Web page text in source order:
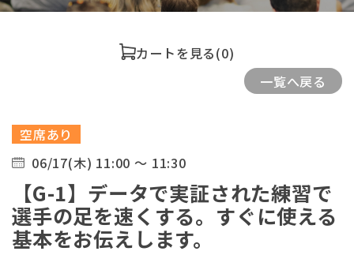
カートを見る(0)
一覧へ戻る
空席あり
06/17(木) 11:00 ～ 11:30
【G-1】データで実証された練習で
選手の足を速くする。すぐに使える
基本をお伝えします。